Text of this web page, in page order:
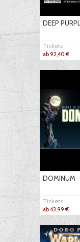
DEEP
Tickets
ab 92,40 €
DOMINUM
Tickets
ab 43,99 €